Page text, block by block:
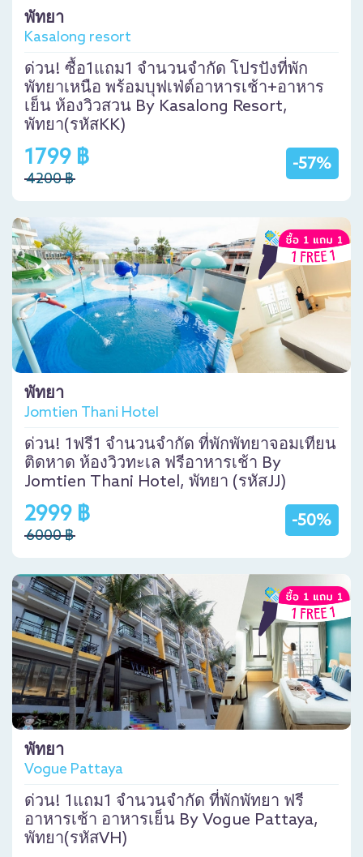
พัทยา
Kasalong resort
ด่วน! ซื้อ1แถม1 จำนวนจำกัด โปรปังที่พัก
พัทยาเหนือ พร้อมบุฟเฟ่ต์อาหารเช้า+อาหาร
เย็น ห้องวิวสวน By Kasalong Resort,
พัทยา(รหัสKK)
-57%
1799 ฿
4200 ฿
พัทยา
Jomtien Thani Hotel
ด่วน! 1ฟรี1 จำนวนจำกัด ที่พักพัทยาจอมเทียน
ติดหาด ห้องวิวทะเล ฟรีอาหารเช้า By
Jomtien Thani Hotel, พัทยา (รหัสJJ)
-50%
2999 ฿
6000 ฿
พัทยา
Vogue Pattaya
ด่วน! 1แถม1 จำนวนจำกัด ที่พักพัทยา ฟรี
อาหารเช้า อาหารเย็น By Vogue Pattaya,
พัทยา(รหัสVH)